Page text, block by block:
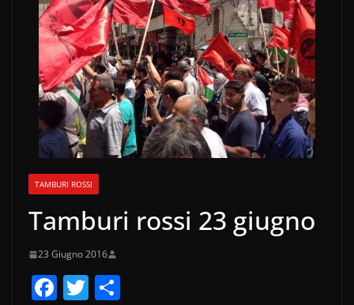
TAMBURI ROSSI
Tamburi rossi 23 giugno
23 Giugno 2016
F T